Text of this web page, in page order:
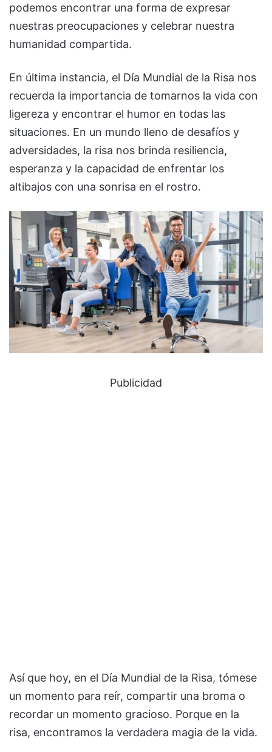
podemos encontrar una forma de expresar
nuestras preocupaciones y celebrar nuestra
humanidad compartida.
En última instancia, el Día Mundial de la Risa nos
recuerda la importancia de tomarnos la vida con
ligereza y encontrar el humor en todas las
situaciones. En un mundo lleno de desafíos y
adversidades, la risa nos brinda resiliencia,
esperanza y la capacidad de enfrentar los
altibajos con una sonrisa en el rostro.
Publicidad
Así que hoy, en el Día Mundial de la Risa, tómese
un momento para reír, compartir una broma o
recordar un momento gracioso. Porque en la
risa, encontramos la verdadera magia de la vida.